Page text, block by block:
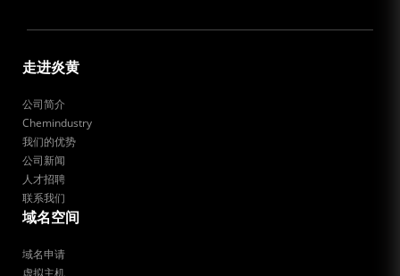
走进炎黄
公司简介
Chemindustry
我们的优势
公司新闻
人才招聘
联系我们
域名空间
域名申请
虚拟主机